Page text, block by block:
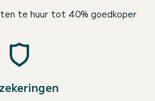
te huur tot 40% goedkoper